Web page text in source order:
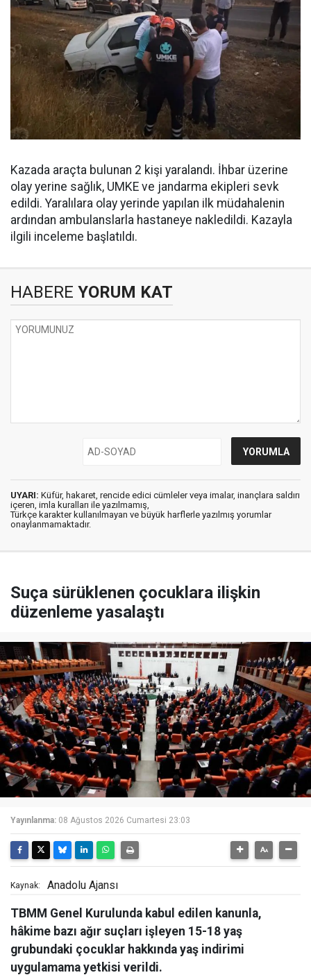
Kazada araçta bulunan 2 kişi yaralandı. İhbar üzerine
olay yerine sağlık, UMKE ve jandarma ekipleri sevk
edildi. Yaralılara olay yerinde yapılan ilk müdahalenin
ardından ambulanslarla hastaneye nakledildi. Kazayla
ilgili inceleme başlatıldı.
HABERE YORUM KAT
UYARI: Küfür, hakaret, rencide edici cümleler veya imalar, inançlara saldırı
içeren, imla kuralları ile yazılmamış,
Türkçe karakter kullanılmayan ve büyük harflerle yazılmış yorumlar
onaylanmamaktadır.
Suça sürüklenen çocuklara ilişkin
düzenleme yasalaştı
Yayınlanma: 08 Ağustos 2026 Cumartesi 23:03
Kaynak: Anadolu Ajansı
TBMM Genel Kurulunda kabul edilen kanunla,
hâkime bazı ağır suçları işleyen 15-18 yaş
grubundaki çocuklar hakkında yaş indirimi
uygulamama yetkisi verildi.